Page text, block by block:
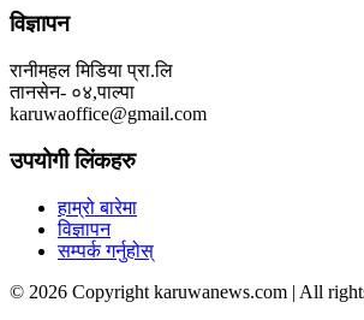
विज्ञापन
रानीमहल मिडिया प्रा.लि
तानसेन- ०४,पाल्पा
karuwaoffice@gmail.com
उपयोगी लिंकहरु
हाम्रो बारेमा
विज्ञापन
सम्पर्क गर्नुहोस्
© 2026 Copyright karuwanews.com | All